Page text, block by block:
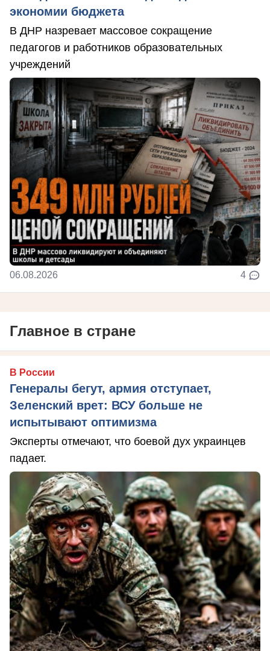
экономии бюджета
В ДНР назревает массовое сокращение
педагогов и работников образовательных
учреждений
06.08.2026 4
Главное в стране
В России
Генералы бегут, армия отступает,
Зеленский врет: ВСУ больше не
испытывают оптимизма
Эксперты отмечают, что боевой дух украинцев
падает.